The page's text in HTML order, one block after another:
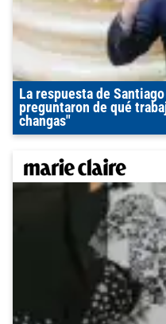
La respuesta de
preguntaron de qué
changas"